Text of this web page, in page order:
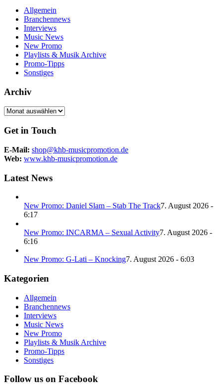
Allgemein
Branchennews
Interviews
Music News
New Promo
Playlists & Musik Archive
Promo-Tipps
Sonstiges
Archiv
Archiv
Get in Touch
E-Mail: shop@khb-musicpromotion.de
Web: www.khb-musicpromotion.de
Latest News
New Promo: Daniel Slam – Stab The Track7. August 2026 -
6:17
New Promo: INCARMA – Sexual Activity7. August 2026 -
6:16
New Promo: G-Lati – Knocking7. August 2026 - 6:03
Kategorien
Allgemein
Branchennews
Interviews
Music News
New Promo
Playlists & Musik Archive
Promo-Tipps
Sonstiges
Follow us on Facebook